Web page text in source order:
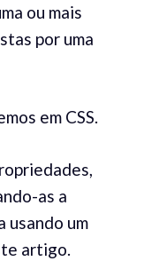
ou mais
por uma
em CSS.
as a
usando um
artigo.